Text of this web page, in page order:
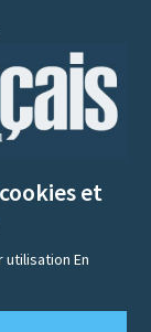
et
utilisationEn